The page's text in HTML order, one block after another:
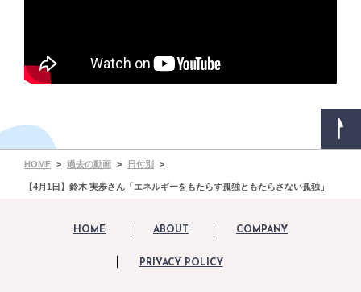
HOME 過去の動画 日付別
【4月1日】鈴木 実歩さん「エネルギーをもたらす孤独ともたらさない孤独」
HOME ABOUT COMPANY
PRIVACY POLICY